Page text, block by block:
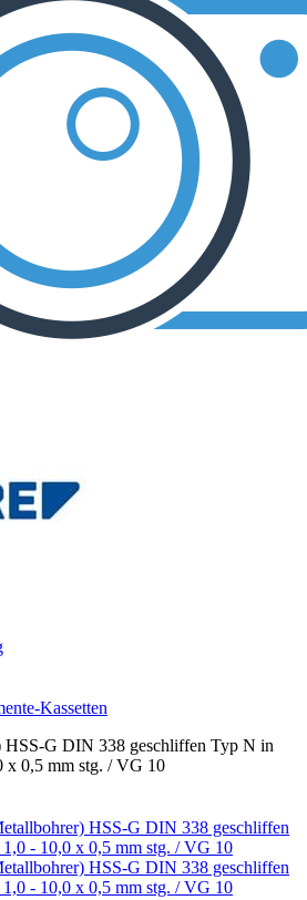
Kassetten
G DIN 338 geschliffen Typ N in
x 0,5 mm stg. / VG 10